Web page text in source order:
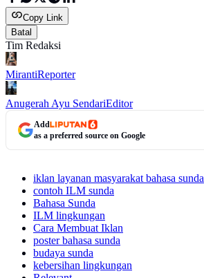
Copy Link
Batal
Tim Redaksi
MirantiReporter
Anugerah Ayu SendariEditor
Add
as a preferred source on Google
iklan layanan masyarakat bahasa sunda
contoh ILM sunda
Bahasa Sunda
ILM lingkungan
Cara Membuat Iklan
poster bahasa sunda
budaya sunda
kebersihan lingkungan